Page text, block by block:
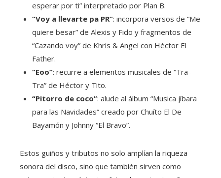
esperar por ti” interpretado por Plan B.
“Voy a llevarte pa PR”: incorpora versos de “Me
quiere besar” de Alexis y Fido y fragmentos de
“Cazando voy” de Khris & Angel con Héctor El
Father.
“Eoo”: recurre a elementos musicales de “Tra-
Tra” de Héctor y Tito.
“Pitorro de coco”: alude al álbum “Musica jíbara
para las Navidades” creado por Chuíto El De
Bayamón y Johnny “El Bravo”.
Estos guiños y tributos no solo amplían la riqueza
sonora del disco, sino que también sirven como